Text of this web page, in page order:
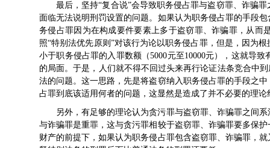
最后，坚持“复合说”会导致职务侵占罪与盗窃罪、诈骗
面临无法说明刑罚设置的问题。如果认为职务侵占罪的手段
务侵占罪因为在构成要件要素上多于盗窃罪、诈骗罪，从
照“特别法优先原则”对该行为论以职务侵占罪，但是，因为
小于职务侵占罪的入罪数额（5000元至10000元），这就导
的局面。于是，人们就不得不回过头来再行论证法条竞合中
法的问题。这一思路，先是将盗窃纳入职务侵占罪的手段之
占罪到底该适用何者的问题，这显然是造成了并不必要的理
另外，有足够的理论认为贪污罪与盗窃罪、诈骗罪之间
与诈骗罪是重罪，这与贪污罪相较于盗窃罪、诈骗罪要多保
财产的前提下，如果认为职务侵占罪包含盗窃罪、诈骗罪，